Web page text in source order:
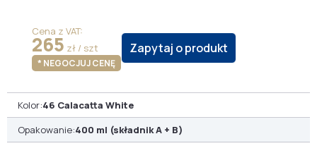
Cena z VAT:
265 zł / szt
* NEGOCJUJ CENĘ
Zapytaj o produkt
Kolor:46 Calacatta White
Opakowanie:400 ml (składnik A + B)